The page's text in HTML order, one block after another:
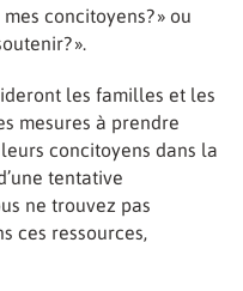
concitoyens? » ou
».
les familles et les
mesures à prendre
concitoyens dans la
tentative
ne trouvez pas
ces ressources,